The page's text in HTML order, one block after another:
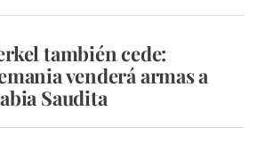
también cede:
venderá armas a
Saudita